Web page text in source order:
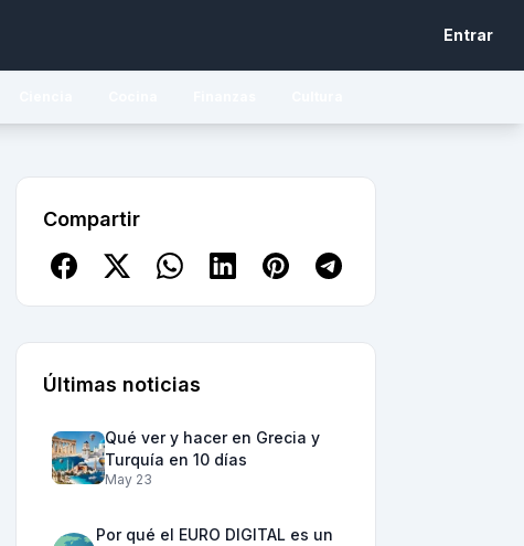
Entrar
Compartir
Últimas noticias
Qué ver y hacer en Grecia y
Turquía en 10 días
May 23
Por qué el EURO DIGITAL es un